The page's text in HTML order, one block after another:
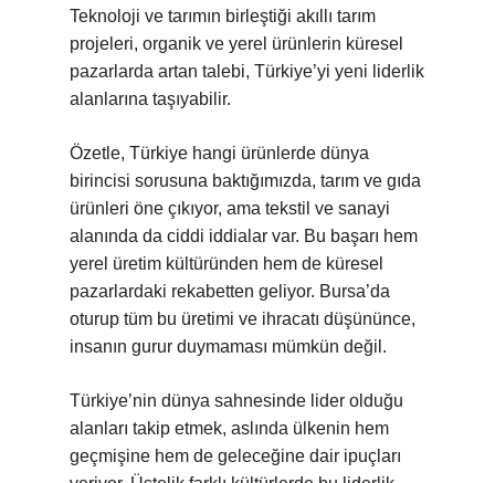
Teknoloji ve tarımın birleştiği akıllı tarım
projeleri, organik ve yerel ürünlerin küresel
pazarlarda artan talebi, Türkiye’yi yeni liderlik
alanlarına taşıyabilir.
Özetle, Türkiye hangi ürünlerde dünya
birincisi sorusuna baktığımızda, tarım ve gıda
ürünleri öne çıkıyor, ama tekstil ve sanayi
alanında da ciddi iddialar var. Bu başarı hem
yerel üretim kültüründen hem de küresel
pazarlardaki rekabetten geliyor. Bursa’da
oturup tüm bu üretimi ve ihracatı düşününce,
insanın gurur duymaması mümkün değil.
Türkiye’nin dünya sahnesinde lider olduğu
alanları takip etmek, aslında ülkenin hem
geçmişine hem de geleceğine dair ipuçları